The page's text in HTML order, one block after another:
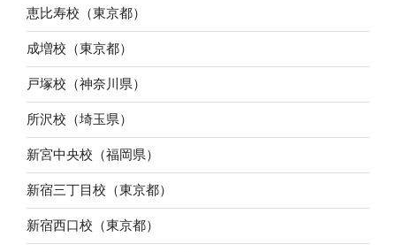
恵比寿校（東京都）
成増校（東京都）
戸塚校（神奈川県）
所沢校（埼玉県）
新宮中央校（福岡県）
新宿三丁目校（東京都）
新宿西口校（東京都）